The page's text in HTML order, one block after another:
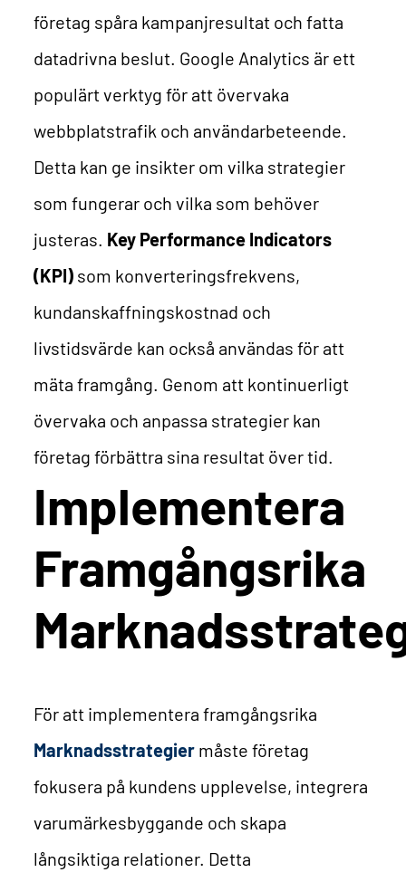
företag spåra kampanjresultat och fatta
datadrivna beslut. Google Analytics är ett
populärt verktyg för att övervaka
webbplatstrafik och användarbeteende.
Detta kan ge insikter om vilka strategier
som fungerar och vilka som behöver
justeras. Key Performance Indicators
(KPI) som konverteringsfrekvens,
kundanskaffningskostnad och
livstidsvärde kan också användas för att
mäta framgång. Genom att kontinuerligt
övervaka och anpassa strategier kan
företag förbättra sina resultat över tid.
Implementera
Framgångsrika
För att implementera framgångsrika
Marknadsstrategier måste företag
fokusera på kundens upplevelse, integrera
varumärkesbyggande och skapa
långsiktiga relationer. Detta